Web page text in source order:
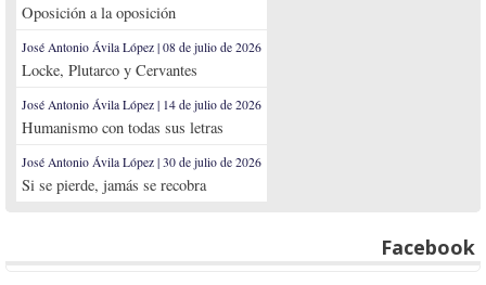
Oposición a la oposición
José Antonio Ávila López | 08 de julio de 2026
Locke, Plutarco y Cervantes
José Antonio Ávila López | 14 de julio de 2026
Humanismo con todas sus letras
José Antonio Ávila López | 30 de julio de 2026
Si se pierde, jamás se recobra
Facebook